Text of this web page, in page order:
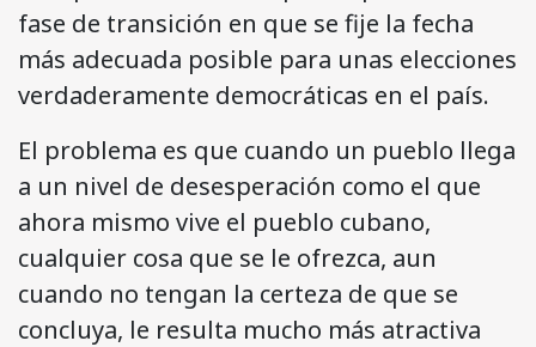
fase de transición en que se fije la fecha
más adecuada posible para unas elecciones
verdaderamente democráticas en el país.
El problema es que cuando un pueblo llega
a un nivel de desesperación como el que
ahora mismo vive el pueblo cubano,
cualquier cosa que se le ofrezca, aun
cuando no tengan la certeza de que se
concluya, le resulta mucho más atractiva